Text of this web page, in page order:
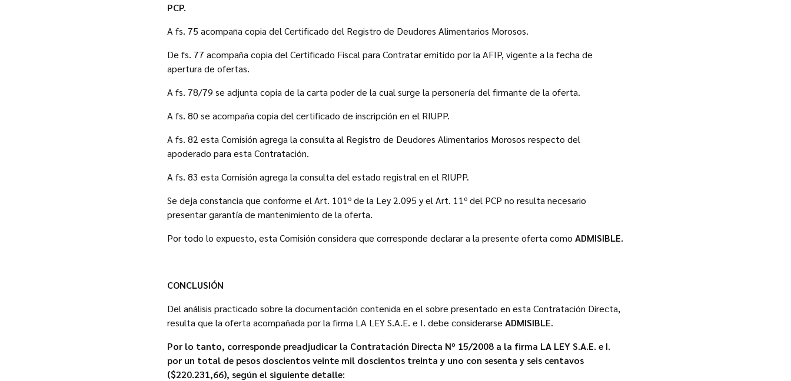
PCP.
A fs. 75 acompaña copia del Certificado del Registro de Deudores Alimentarios Morosos.
De fs. 77 acompaña copia del Certificado Fiscal para Contratar emitido por la AFIP, vigente a la fecha de
apertura de ofertas.
A fs. 78/79 se adjunta copia de la carta poder de la cual surge la personería del firmante de la oferta.
A fs. 80 se acompaña copia del certificado de inscripción en el RIUPP.
A fs. 82 esta Comisión agrega la consulta al Registro de Deudores Alimentarios Morosos respecto del
apoderado para esta Contratación.
A fs. 83 esta Comisión agrega la consulta del estado registral en el RIUPP.
Se deja constancia que conforme el Art. 101º de la Ley 2.095 y el Art. 11º del PCP no resulta necesario
presentar garantía de mantenimiento de la oferta.
Por todo lo expuesto, esta Comisión considera que corresponde declarar a la presente oferta como ADMISIBLE.
CONCLUSIÓN
Del análisis practicado sobre la documentación contenida en el sobre presentado en esta Contratación Directa,
resulta que la oferta acompañada por la firma LA LEY S.A.E. e I. debe considerarse ADMISIBLE.
Por lo tanto, corresponde preadjudicar la Contratación Directa Nº 15/2008 a la firma LA LEY S.A.E. e I.
por un total de pesos doscientos veinte mil doscientos treinta y uno con sesenta y seis centavos
($220.231,66), según el siguiente detalle: